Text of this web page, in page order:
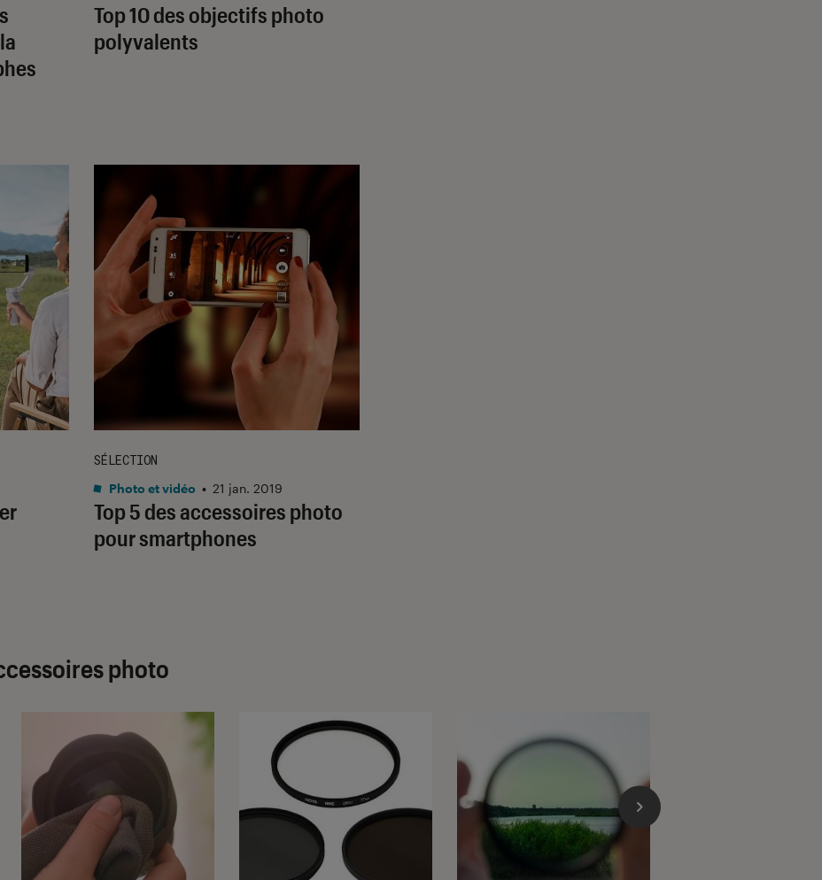
Top 10 des objectifs photo
polyvalents
Top 5 des accessoires photo
pour smartphones
SÉLECTION
Photo et vidéo • 21 jan. 2019
photo